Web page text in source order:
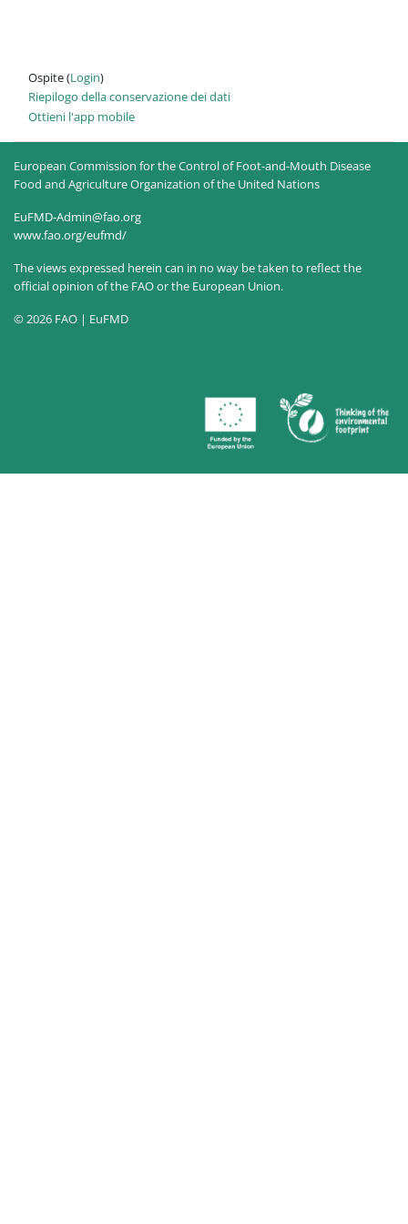
Ospite (Login)
Riepilogo della conservazione dei dati
Ottieni l'app mobile
European Commission for the Control of Foot-and-Mouth Disease
Food and Agriculture Organization of the United Nations
EuFMD-Admin@fao.org
www.fao.org/eufmd/
The views expressed herein can in no way be taken to reflect the
official opinion of the FAO or the European Union.
© 2026 FAO | EuFMD